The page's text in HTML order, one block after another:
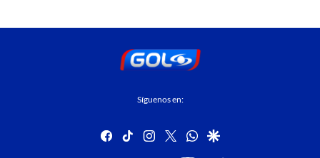
Síguenos en:
facebook
tiktok instagram
twitterwhatsapp
google